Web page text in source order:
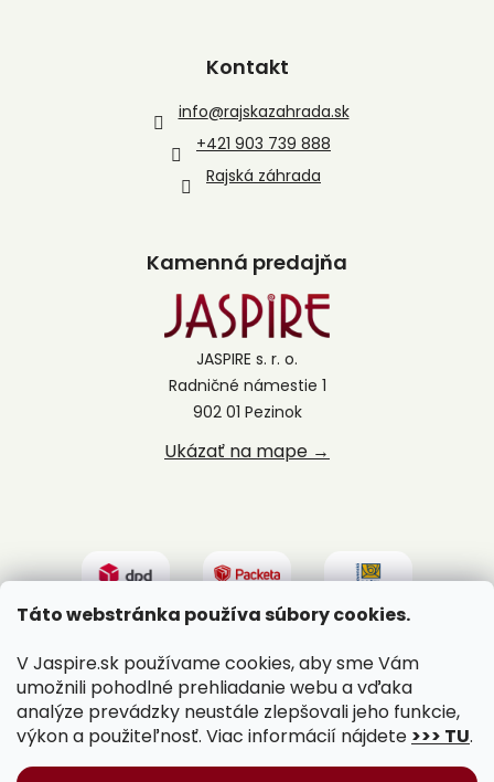
Táto webstránka používa súbory cookies.
V Jaspire.sk používame cookies, aby sme Vám
umožnili pohodlné prehliadanie webu a vďaka
analýze prevádzky neustále zlepšovali jeho funkcie,
výkon a použiteľnosť. Viac informácií nájdete >>> TU.
Kontakt
info@rajskazahrada.sk
+421 903 739 888
Rajská záhrada
Kamenná predajňa
JASPIRE s. r. o.
Radničné námestie 1
902 01 Pezinok
Ukázať na mape →